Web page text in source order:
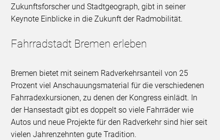
Zukunftsforscher und Stadtgeograph, gibt in seiner
Keynote Einblicke in die Zukunft der Radmobilität.
Fahrradstadt Bremen erleben
Bremen bietet mit seinem Radverkehrsanteil von 25
Prozent viel Anschauungsmaterial für die verschiedenen
Fahrradexkursionen, zu denen der Kongress einlädt. In
der Hansestadt gibt es doppelt so viele Fahrräder wie
Autos und neue Projekte für den Radverkehr sind hier seit
vielen Jahrenzehnten gute Tradition.